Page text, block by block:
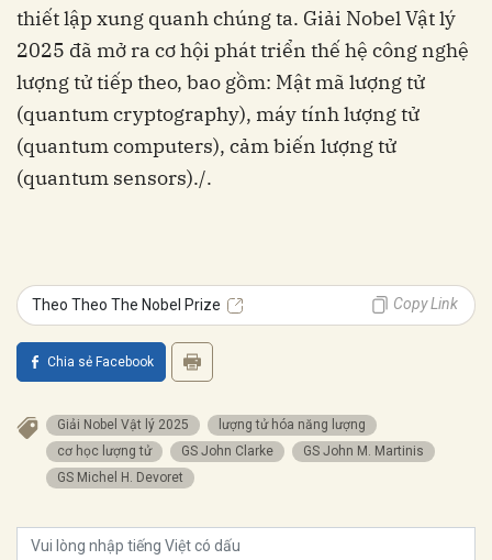
thiết lập xung quanh chúng ta. Giải Nobel Vật lý
2025 đã mở ra cơ hội phát triển thế hệ công nghệ
lượng tử tiếp theo, bao gồm: Mật mã lượng tử
(quantum cryptography), máy tính lượng tử
(quantum computers), cảm biến lượng tử
(quantum sensors)./.
Theo Theo The Nobel Prize Copy Link
Chia sẻ Facebook
Giải Nobel Vật lý 2025
lượng tử hóa năng lượng
cơ học lượng tử
GS John Clarke
GS John M. Martinis
GS Michel H. Devoret